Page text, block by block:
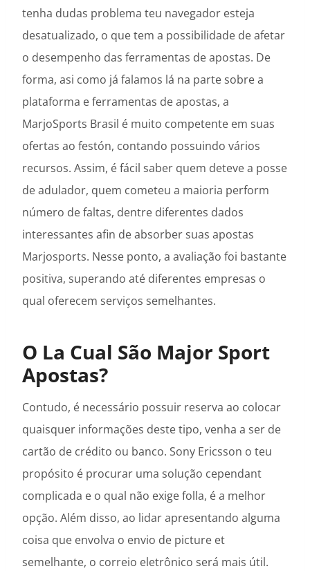
tenha dudas problema teu navegador esteja
desatualizado, o que tem a possibilidade de afetar
o desempenho das ferramentas de apostas. De
forma, asi como já falamos lá na parte sobre a
plataforma e ferramentas de apostas, a
MarjoSports Brasil é muito competente em suas
ofertas ao festón, contando possuindo vários
recursos. Assim, é fácil saber quem deteve a posse
de adulador, quem cometeu a maioria perform
número de faltas, dentre diferentes dados
interessantes afin de absorber suas apostas
Marjosports. Nesse ponto, a avaliação foi bastante
positiva, superando até diferentes empresas o
qual oferecem serviços semelhantes.
O La Cual São Major Sport
Apostas?
Contudo, é necessário possuir reserva ao colocar
quaisquer informações deste tipo, venha a ser de
cartão de crédito ou banco. Sony Ericsson o teu
propósito é procurar uma solução cependant
complicada e o qual não exige folla, é a melhor
opção. Além disso, ao lidar apresentando alguma
coisa que envolva o envio de picture et
semelhante, o correio eletrônico será mais útil.